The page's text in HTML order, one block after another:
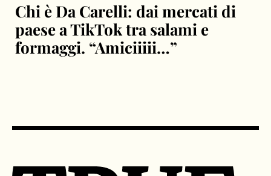
Chi è Da Carelli: dai mercati di
paese a TikTok tra salami e
formaggi. “Amiciiiii…”